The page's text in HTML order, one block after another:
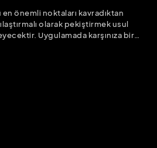
önemli noktaları kavradıktan
olarak pekiştirmek usul
Uygulamada karşınıza bir
her iki dava türü